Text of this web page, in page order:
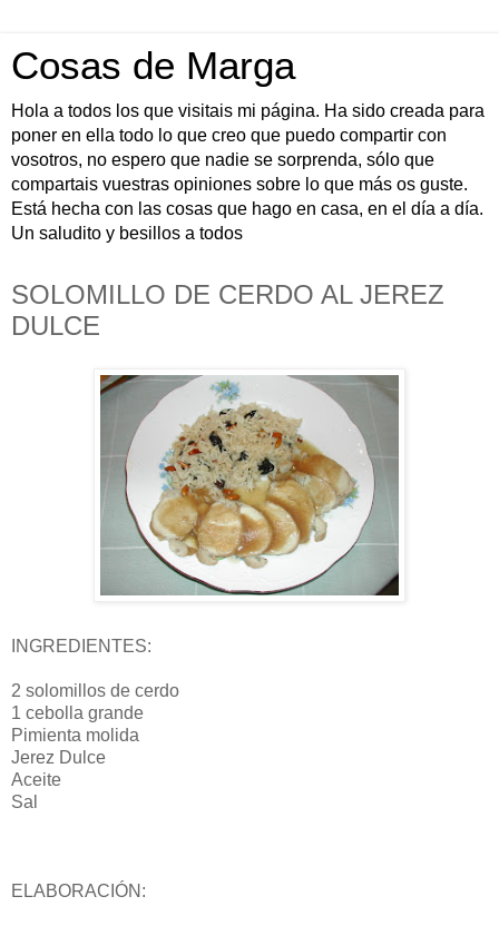
Cosas de Marga
Hola a todos los que visitais mi página. Ha sido creada para
poner en ella todo lo que creo que puedo compartir con
vosotros, no espero que nadie se sorprenda, sólo que
compartais vuestras opiniones sobre lo que más os guste.
Está hecha con las cosas que hago en casa, en el día a día.
Un saludito y besillos a todos
SOLOMILLO DE CERDO AL JEREZ
DULCE
INGREDIENTES:
2 solomillos de cerdo
1 cebolla grande
Pimienta molida
Jerez Dulce
Aceite
Sal
ELABORACIÓN: